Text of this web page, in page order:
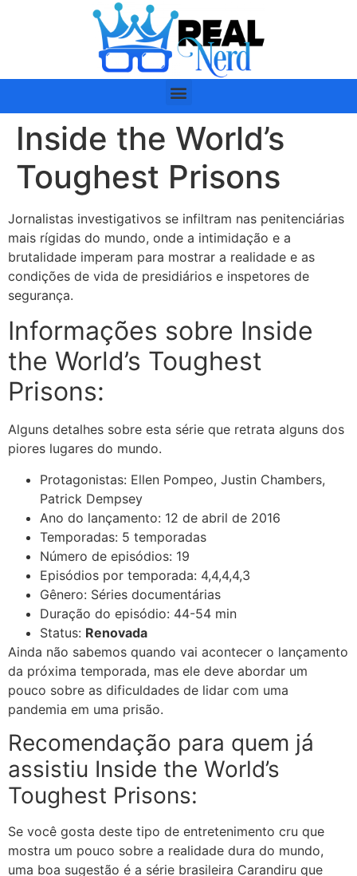
Inside the World’s
Toughest Prisons
Jornalistas investigativos se infiltram nas penitenciárias
mais rígidas do mundo, onde a intimidação e a
brutalidade imperam para mostrar a realidade e as
condições de vida de presidiários e inspetores de
segurança.
Informações sobre Inside
the World’s Toughest
Prisons:
Alguns detalhes sobre esta série que retrata alguns dos
piores lugares do mundo.
Protagonistas: Ellen Pompeo, Justin Chambers,
Patrick Dempsey
Ano do lançamento: 12 de abril de 2016
Temporadas: 5 temporadas
Número de episódios: 19
Episódios por temporada: 4,4,4,4,3
Gênero: Séries documentárias
Duração do episódio: 44-54 min
Status: Renovada
Ainda não sabemos quando vai acontecer o lançamento
da próxima temporada, mas ele deve abordar um
pouco sobre as dificuldades de lidar com uma
pandemia em uma prisão.
Recomendação para quem já
assistiu Inside the World’s
Toughest Prisons:
Se você gosta deste tipo de entretenimento cru que
mostra um pouco sobre a realidade dura do mundo,
uma boa sugestão é a série brasileira Carandiru que